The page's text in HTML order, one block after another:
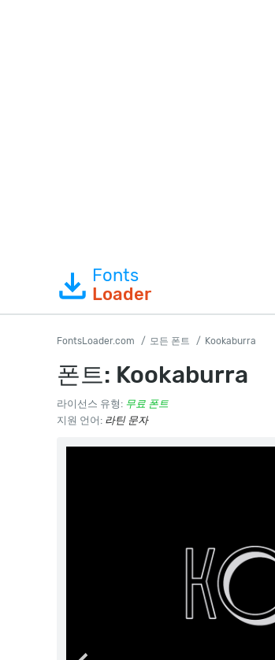
Fonts
Loader
FontsLoader.com 모든 폰트 Kookaburra
폰트: Kookaburra
라이선스 유형: 무료 폰트
지원 언어: 라틴 문자